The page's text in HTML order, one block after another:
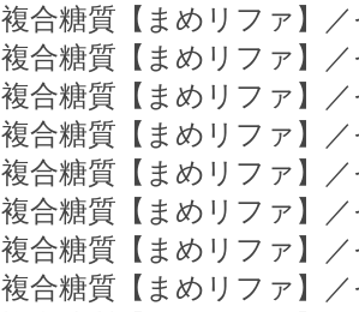
複合糖質【まめリファ】
複合糖質【まめリファ】
複合糖質【まめリファ】
複合糖質【まめリファ】
複合糖質【まめリファ】
複合糖質【まめリファ】
複合糖質【まめリファ】
複合糖質【まめリファ】